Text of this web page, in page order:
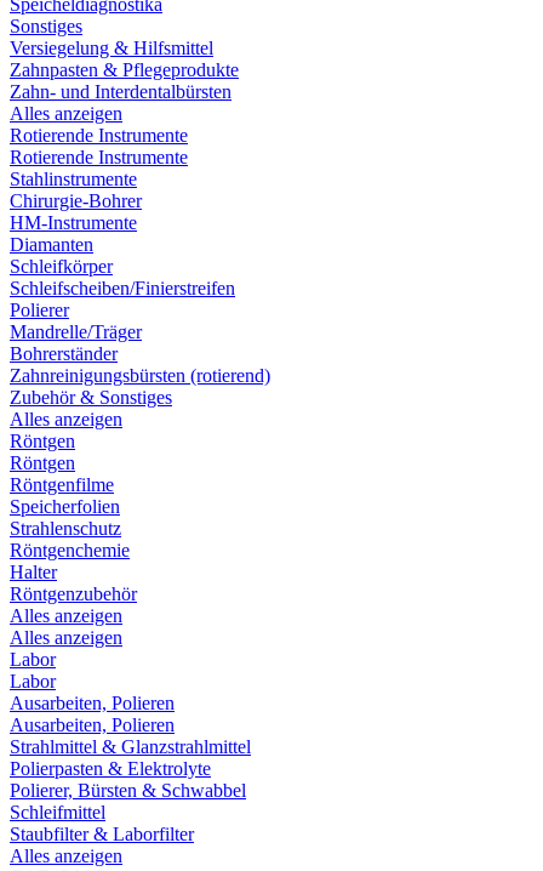
Speicheldiagnostika
Sonstiges
Versiegelung & Hilfsmittel
Zahnpasten & Pflegeprodukte
Zahn- und Interdentalbürsten
Alles anzeigen
Rotierende Instrumente
Rotierende Instrumente
Stahlinstrumente
Chirurgie-Bohrer
HM-Instrumente
Diamanten
Schleifkörper
Schleifscheiben/Finierstreifen
Polierer
Mandrelle/Träger
Bohrerständer
Zahnreinigungsbürsten (rotierend)
Zubehör & Sonstiges
Alles anzeigen
Röntgen
Röntgen
Röntgenfilme
Speicherfolien
Strahlenschutz
Röntgenchemie
Halter
Röntgenzubehör
Alles anzeigen
Alles anzeigen
Labor
Labor
Ausarbeiten, Polieren
Ausarbeiten, Polieren
Strahlmittel & Glanzstrahlmittel
Polierpasten & Elektrolyte
Polierer, Bürsten & Schwabbel
Schleifmittel
Staubfilter & Laborfilter
Alles anzeigen